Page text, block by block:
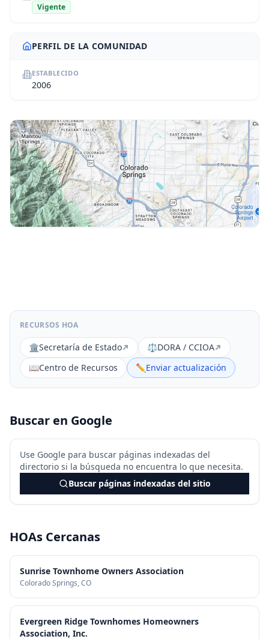
Vigente
PERFIL DE LA COMUNIDAD
ESTABLECIDO
2006
RECURSOS HOA
🏛️Secretaría de Estado ⚖️DORA / CCIOA
📖Centro de Recursos ✏️Enviar actualización
Buscar en Google
Use Google para buscar páginas indexadas del
directorio si la búsqueda no encuentra lo que necesita.
Buscar páginas indexadas del sitio
HOAs Cercanas
Sunrise Townhome Owners Association
Colorado Springs, CO
Evergreen Ridge Townhomes Homeowners
Association, Inc.